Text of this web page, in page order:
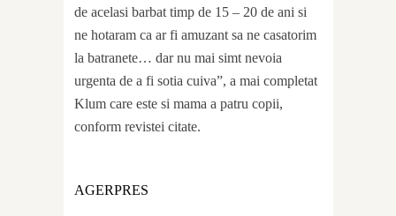
de acelasi barbat timp de 15 – 20 de ani si
ne hotaram ca ar fi amuzant sa ne casatorim
la batranete… dar nu mai simt nevoia
urgenta de a fi sotia cuiva”, a mai completat
Klum care este si mama a patru copii,
conform revistei citate.
AGERPRES